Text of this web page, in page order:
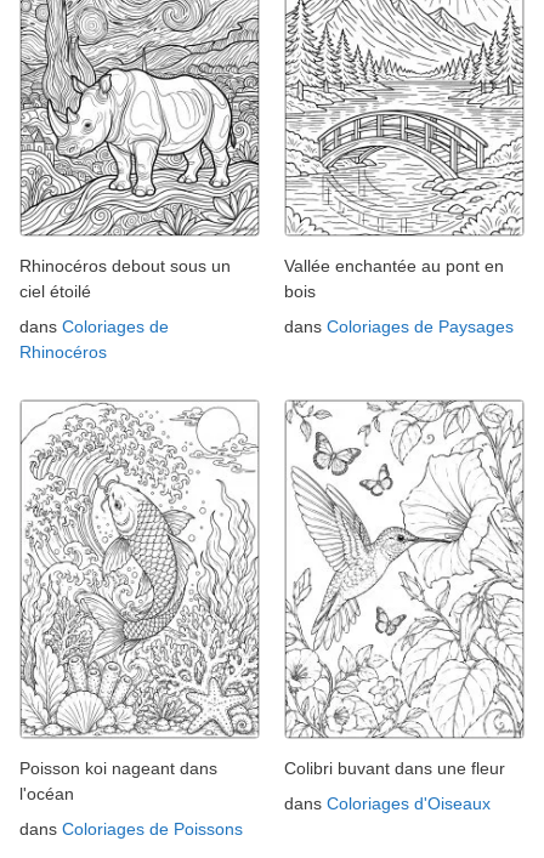
Rhinocéros debout sous un
ciel étoilé
dans Coloriages de
Rhinocéros
Vallée enchantée au pont en
bois
dans Coloriages de Paysages
Poisson koi nageant dans
l'océan
dans Coloriages de Poissons
Colibri buvant dans une fleur
dans Coloriages d'Oiseaux